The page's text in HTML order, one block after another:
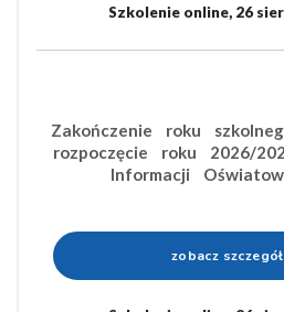
Szkolenie online, 26
Zakończenie roku
rozpoczęcie roku 2026/
Informacji
zobacz